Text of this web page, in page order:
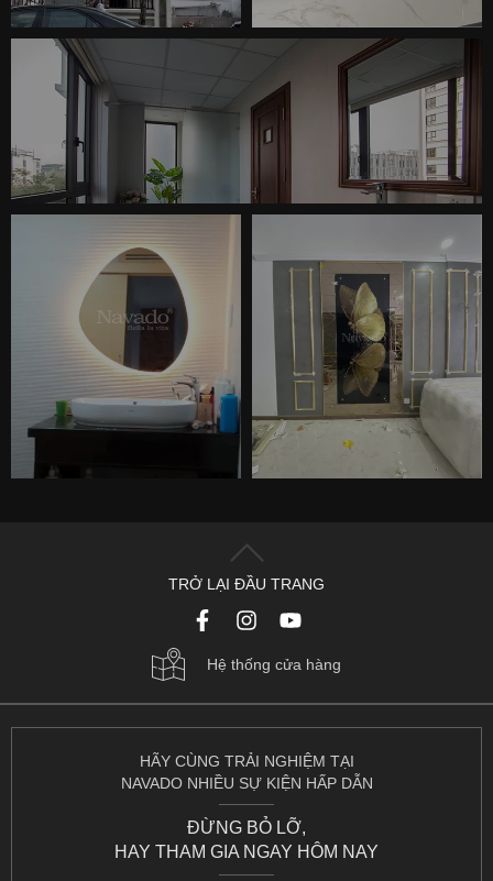
TRỞ LẠI ĐẦU TRANG
Hệ thống cửa hàng
HÃY CÙNG TRẢI NGHIỆM TẠI
NAVADO NHIỀU SỰ KIỆN HẤP DẪN
ĐỪNG BỎ LỠ,
HAY THAM GIA NGAY HÔM NAY